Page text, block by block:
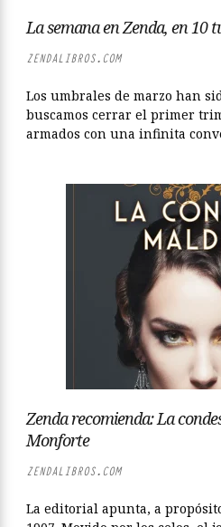
La semana en Zenda, en 10
ZENDALIBROS.COM
Los umbrales de marzo han
buscamos cerrar el primer
armados con una infinita
Zenda recomienda: La
Monforte
ZENDALIBROS.COM
La editorial apunta, a